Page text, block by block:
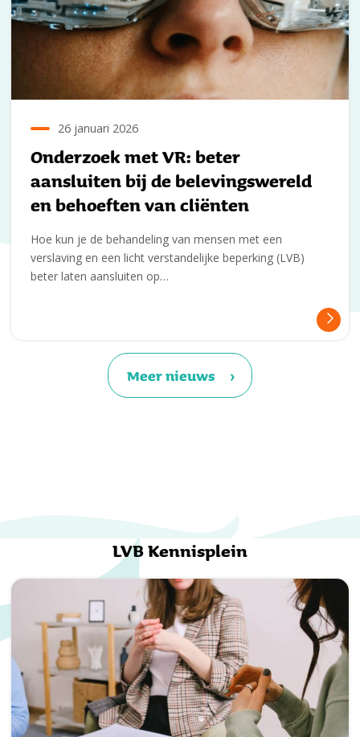
26 januari 2026
Onderzoek met VR: beter
aansluiten bij de belevingswereld
en behoeften van cliënten
Hoe kun je de behandeling van mensen met een
verslaving en een licht verstandelijke beperking (LVB)
beter laten aansluiten op…
Meer nieuws
LVB Kennisplein